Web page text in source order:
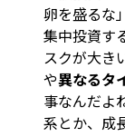
卵を盛るな
集中投資す
スクが大き
や異なるタ
事なんだよ
系とか、成